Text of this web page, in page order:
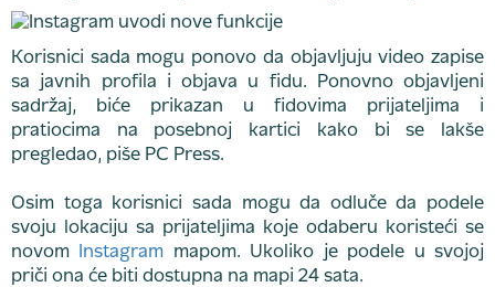
Korisnici sada mogu ponovo da objavljuju video zapise
sa javnih profila i objava u fidu. Ponovno objavljeni
sadržaj, biće prikazan u fidovima prijateljima i
pratiocima na posebnoj kartici kako bi se lakše
pregledao, piše PC Press.
Osim toga korisnici sada mogu da odluče da podele
svoju lokaciju sa prijateljima koje odaberu koristeći se
novom
Instagram mapom. Ukoliko je podele u svojoj
priči ona će biti dostupna na mapi 24 sata.